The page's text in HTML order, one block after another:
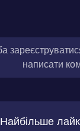
написати
Найбільше